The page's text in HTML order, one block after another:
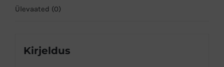
Ülevaated (0)
Kirjeldus